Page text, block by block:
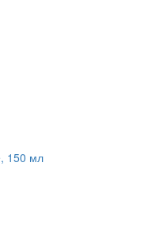
150 мл